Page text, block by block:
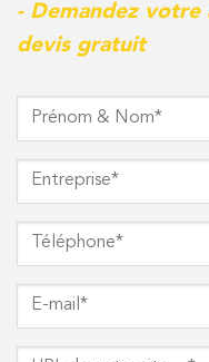
- Demandez
devis gratuit